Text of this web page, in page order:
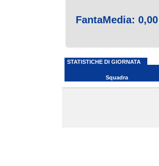
FantaMedia: 0,00
STATISTICHE DI GIORNATA
Squadra